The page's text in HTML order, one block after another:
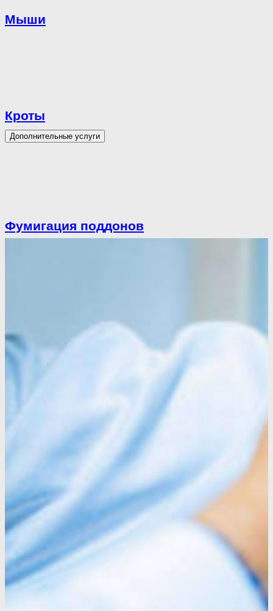
Мыши
Кроты
Дополнительные услуги
Фумигация поддонов